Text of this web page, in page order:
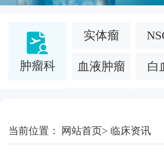
肿瘤科
实体瘤
血液肿瘤 白
医疗美容
法
当前位置： 网站首页> 临床资讯